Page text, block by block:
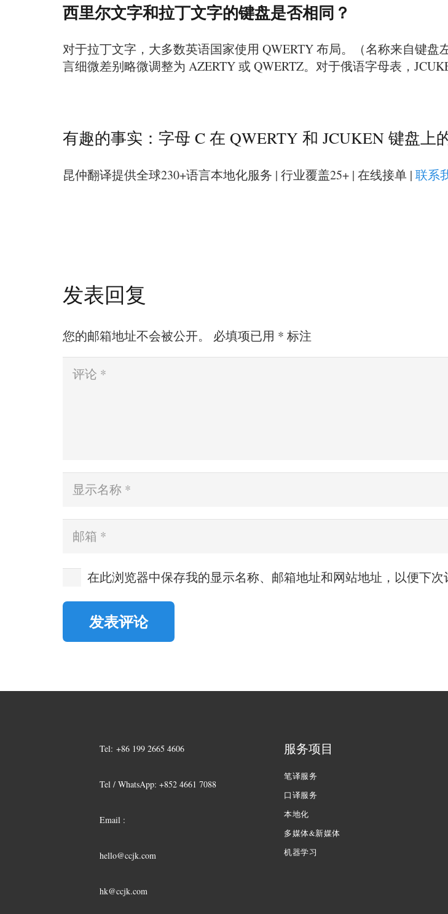
西里尔文字和拉丁文字的键盘是否相同？
对于拉丁文字，大多数英语国家使用 QWERTY 布局。（名称来自键
言细微差别略微调整为 AZERTY 或 QWERTZ。对于俄语字母表，
有趣的事实：字母 C 在 QWERTY 和 JCUKEN 键盘上
昆仲翻译提供全球230+语言本地化服务 | 行业覆盖25+ | 在线接单 | 联系
发表回复
您的邮箱地址不会被公开。 必填项已用 * 标注
在此浏览器中保存我的显示名称、邮箱地址和网站地址，以便下次
发表评论
Tel: +86 199 2665 4606
Tel / WhatsApp: +852 4661 7088
Email :
hello@ccjk.com
hk@ccjk.com
服务项目
笔译服务
口译服务
本地化
多媒体&新媒体
机器学习